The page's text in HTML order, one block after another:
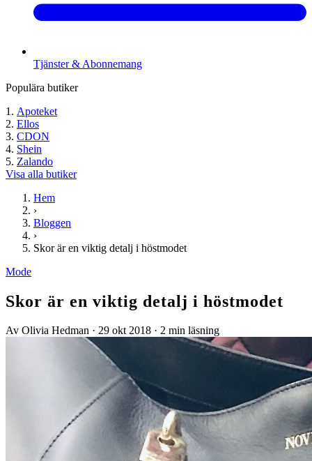
Tjänster & Abonnemang
Populära butiker
Apoteket
Ellos
CDON
Shein
Zalando
Visa alla butiker
Hem
›
Bloggen
›
Skor är en viktig detalj i höstmodet
Mode
Skor är en viktig detalj i höstmodet
Av Olivia Hedman · 29 okt 2018 · 2 min läsning